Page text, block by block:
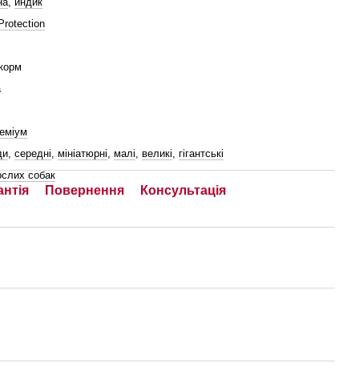
, середні, мініатюрні, малі, великі, гігантські
собак
Повернення Консультація